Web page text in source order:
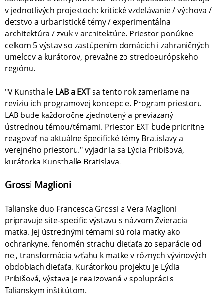
v jednotlivých projektoch: kritické vzdelávanie / výchova /
detstvo a urbanistické témy / experimentálna
architektúra / zvuk v architektúre. Priestor ponúkne
celkom 5 výstav so zastúpením domácich i zahraničných
umelcov a kurátorov, prevažne zo stredoeurópskeho
regiónu.
"V Kunsthalle LAB a EXTsa tento rok zameriame na
revíziu ich programovej koncepcie. Program priestoru
LAB bude každoročne zjednotený a previazaný
ústrednou témou/témami. Priestor EXT bude prioritne
reagovať na aktuálne špecifické témy Bratislavy a
verejného priestoru." vyjadrila sa Lýdia Pribišová,
kurátorka Kunsthalle Bratislava.
Grossi Maglioni
Talianske duo Francesca Grossi a Vera Maglioni
pripravuje site-specific výstavu s názvom Zvieracia
matka. Jej ústrednými témami sú rola matky ako
ochrankyne, fenomén strachu dieťaťa zo separácie od
nej, transformácia vzťahu k matke v rôznych vývinových
obdobiach dieťaťa. Kurátorkou projektu je Lýdia
Pribišová, výstava je realizovaná v spolupráci s
Talianskym inštitútom.